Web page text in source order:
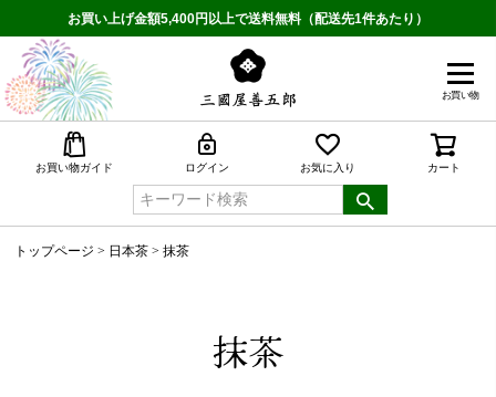
お買い上げ金額5,400円以上で送料無料（配送先1件あたり）
お買い物
お買い物ガイド ログイン お気に入り カート
トップページ 日本茶 抹茶
抹茶